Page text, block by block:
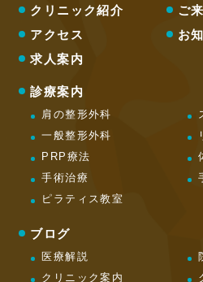
クリニック紹介
ご
アクセス
お
求人案内
診療案内
肩の整形外科
一般整形外科
PRP療法
手術治療
ピラティス教室
ブログ
医療解説
クリニック案内